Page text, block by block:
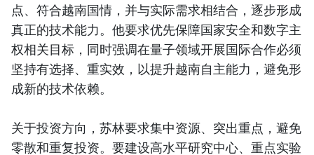
点、符合越南国情，并与实际需求相结合，逐步形成
真正的技术能力。他要求优先保障国家安全和数字主
权相关目标，同时强调在量子领域开展国际合作必须
坚持有选择、重实效，以提升越南自主能力，避免形
成新的技术依赖。
关于投资方向，苏林要求集中资源、突出重点，避免
零散和重复投资。要建设高水平研究中心、重点实验